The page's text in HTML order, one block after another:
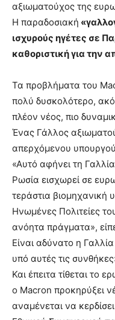
αξιωματούχος της
Η παραδοσιακή
ισχυρούς ηγέτες σε
καθοριστική για την
Τα προβλήματα του
πολύ δυσκολότερο,
πλέον νέος, πιο
Ένας Γάλλος
απερχόμενου
«Αυτό αφήνει τη
Ρωσία εισχωρεί σε
τεράστια βιομηχανική
Ηνωμένες Πολιτείες
ανόητα πράγματα»,
Είναι αδύνατο η
υπό αυτές τις
Και έπειτα τίθεται το
ο Macron προκηρύξει
αναμένεται να